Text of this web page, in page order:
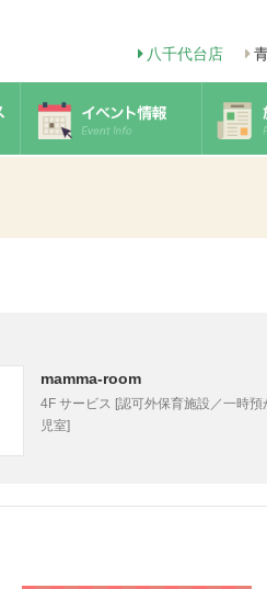
八千代台店
mamma-room
4F サービス [認可外保育施設／一時預
児室]